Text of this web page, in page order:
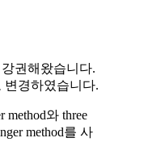
권해왔습니다.
변경하였습니다.
와 three
method를 사